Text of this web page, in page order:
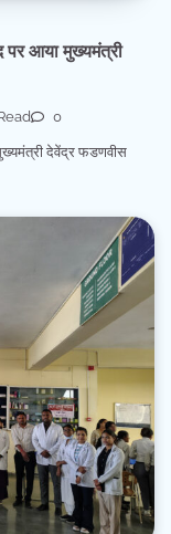
पर आया मुख्यमंत्री
0
देवेंद्र फडणवीस